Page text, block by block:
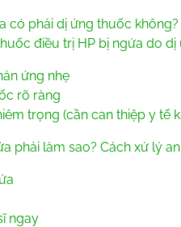
có phải dị ứng thuốc không?
điều trị HP bị ngứa do dị
ứng nhẹ
rõ ràng
trọng (cần can thiệp y tế
phải làm sao? Cách xử lý
ngay